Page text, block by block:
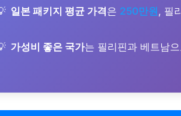
일본 패키지 평균 가격 은 250만원, 필
가성비 좋은 국가는 필리핀과 베트남